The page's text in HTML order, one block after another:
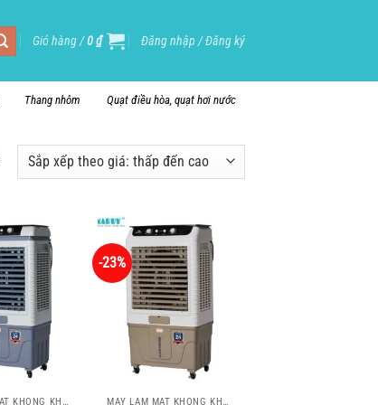
Giỏ hàng /0₫ Đăng nhập / Đăng ký
Thang nhôm Quạt điều hòa, quạt hơi nước
MÁY LÀM MÁT KHÔNG KHÍ HÒA PHÁT
-23%
MÁY LÀM MÁT KHÔNG KHÍ HÒA PHÁT